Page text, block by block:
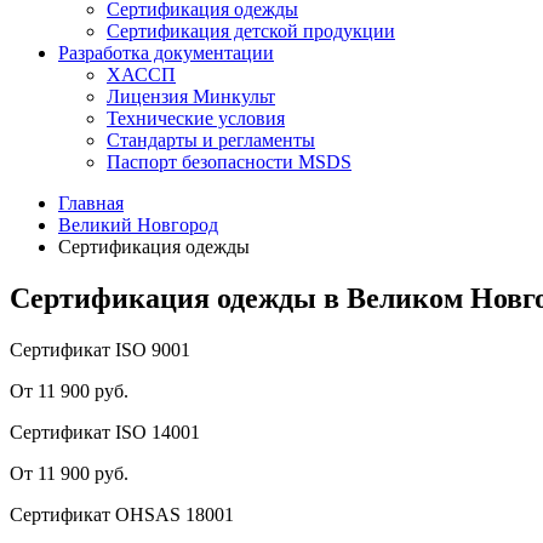
Сертификация одежды
Сертификация детской продукции
Разработка документации
ХАССП
Лицензия Минкульт
Технические условия
Стандарты и регламенты
Паспорт безопасности MSDS
Главная
Великий Новгород
Сертификация одежды
Сертификация одежды в Великом
Сертификат ISO 9001
От 11 900 руб.
Сертификат ISO 14001
От 11 900 руб.
Сертификат OHSAS 18001